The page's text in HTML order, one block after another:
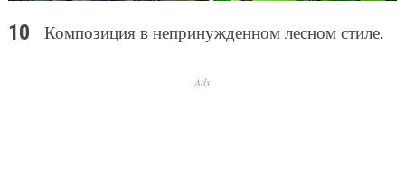
Композиция в непринужденном лесном стиле.
Ads